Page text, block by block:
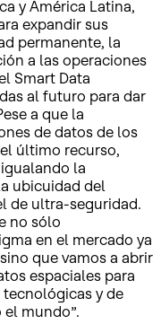
y América Latina,
expandir sus
permanente, la
a las operaciones
Smart Data
al futuro para dar
a que la
de datos de los
último recurso,
la
ubicuidad del
de ultra-seguridad.
no sólo
en el mercado ya
que vamos a abrir
espaciales para
y de
mundo”.